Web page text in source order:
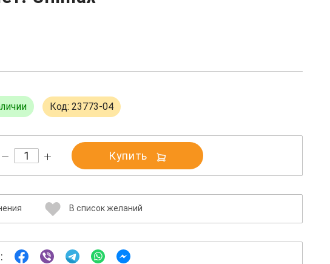
Код: 23773-04
Купить
В список желаний